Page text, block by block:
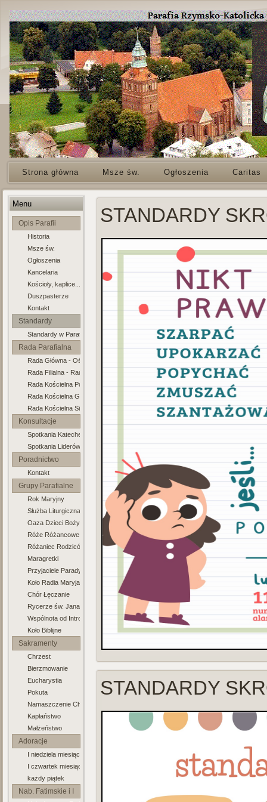
Strona główna Msze św. Ogłoszenia Caritas
Menu
Opis Parafii
Historia
Msze św.
Ogłoszenia
Kancelaria
Kościoły, kaplice...
Duszpasterze
Kontakt
Standardy
Ochrony Dzieci
Standardy w Parafii
Rada Parafialna
Rada Główna - Ośno
Rada Filialna - Radachów
Rada Kościelna Połęcko
Rada Kościelna Gronów
Rada Kościelna Sienno
Konsultacje
Duszp.
Spotkania Katechetyczne
Spotkania Liderów Grup
Poradnictwo
Rodzinne
Kontakt
Grupy Parafialne
Rok Maryjny
Służba Liturgiczna Ołtarza
Oaza Dzieci Bożych
Róże Różancowe
Różaniec Rodziców
Maragretki
Przyjaciele Paradyża
Koło Radia Maryja
Chór Łęczanie
Rycerze św. Jana Pawła II
Wspólnota od Intronizacji NSPJ
Koło Biblijne
Sakramenty
Chrzest
Bierzmowanie
Eucharystia
Pokuta
Namaszczenie Chorych
Kapłaństwo
Małżeństwo
Adoracje
I niedziela miesiąca
I czwartek miesiąca
każdy piątek
Nab. Fatimskie i I
STANDARDY
STANDARDY